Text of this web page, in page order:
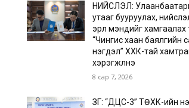
НИЙСЛЭЛ:
утааг бууруулах,
эрүүл мэндийг хамгаалах
“Чингис хаан баялгийн
нэгдэл” ХХК-тай
хэрэгжүүлнэ
8 сар 7, 2026
ЗГ: “ДЦС-3” ТӨХК-ийн